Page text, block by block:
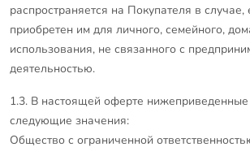
распространяется на Покупателя в
приобретен им для личного, семейного,
использования, не связанного с
деятельностью.
1.3. В настоящей оферте
следующие значения:
Общество с ограниченной